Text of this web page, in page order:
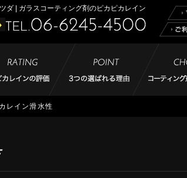
ダ | ガラスコーティング剤のピカピカレイン
レイン滑水性